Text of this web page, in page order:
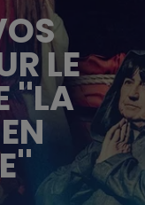
LE
''LA